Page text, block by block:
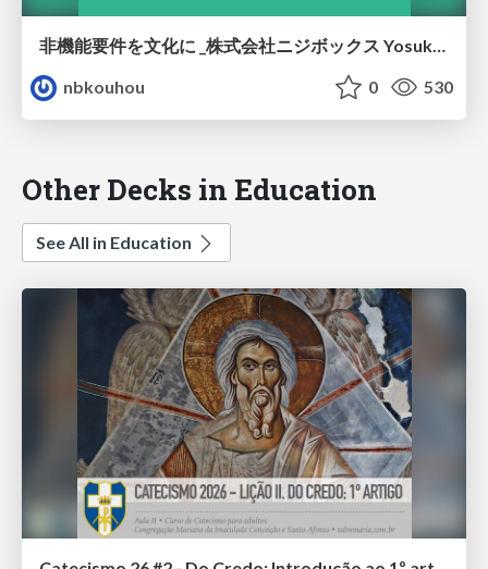
非機能要件を文化に _株式会社ニジボックス Yosuke Furukawa
nbkouhou
0 530
Other Decks in Education
See All in Education